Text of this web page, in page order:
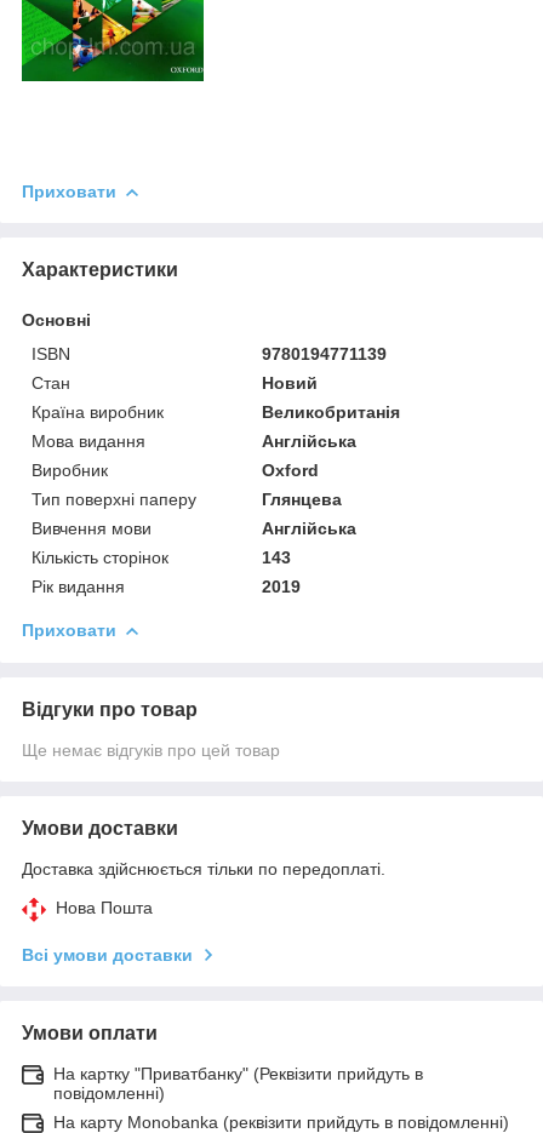
Приховати
Характеристики
Основні
ISBN
9780194771139
Стан
Новий
Країна виробник
Великобританія
Мова видання
Англійська
Виробник
Oxford
Тип поверхні паперу
Глянцева
Вивчення мови
Англійська
Кількість сторінок
143
Рік видання
2019
Приховати
Відгуки про товар
Ще немає відгуків про цей товар
Умови доставки
Доставка здійснюється тільки по передоплаті.
Нова Пошта
Всі умови доставки
Умови оплати
На картку "Приватбанку" (Реквізити прийдуть в
повідомленні)
На карту Monobanka (реквізити прийдуть в повідомленні)